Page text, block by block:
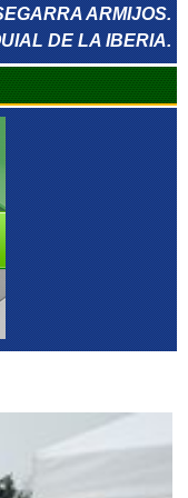
ARMIJOS.
DE LA IBERIA.